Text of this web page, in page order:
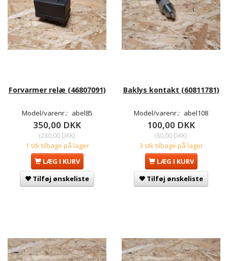
Forvarmer relæ (46807091)
Model/varenr.: abel85
350,00 DKK
(280,00 DKK)
1 stk tilbage på lager
LÆG I KURV
Tilføj ønskeliste
Baklys kontakt (60811781)
Model/varenr.: abel108
100,00 DKK
(80,00 DKK)
3 stk tilbage på lager
LÆG I KURV
Tilføj ønskeliste